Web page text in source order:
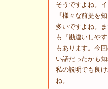
そうですよね。
『様々な前提を
多いですよね。
も『勘違いしや
もあります。今
い話だったかも知
私の説明でも良
ね。